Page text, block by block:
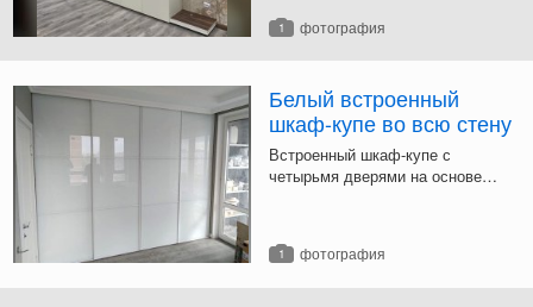
1 фотография
Белый встроенный
шкаф-купе во всю стену
Встроенный шкаф-купе с
четырьмя дверями на основе
непрозрачного стекла.
1 фотография